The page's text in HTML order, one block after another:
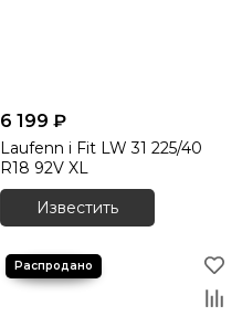
6 199 ₽
Laufenn i Fit LW 31 225/40
R18 92V XL
Известить